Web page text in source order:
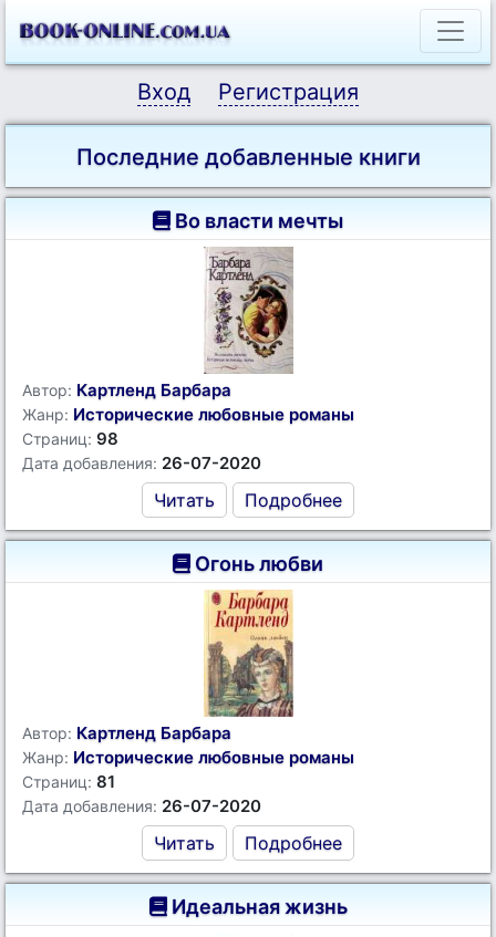
Вход Регистрация
Последние добавленные книги
Во власти мечты
Автор: Картленд Барбара
Жанр: Исторические любовные романы
Страниц: 98
Дата добавления: 26-07-2020
Читать Подробнее
Огонь любви
Автор: Картленд Барбара
Жанр: Исторические любовные романы
Страниц: 81
Дата добавления: 26-07-2020
Читать Подробнее
Идеальная жизнь